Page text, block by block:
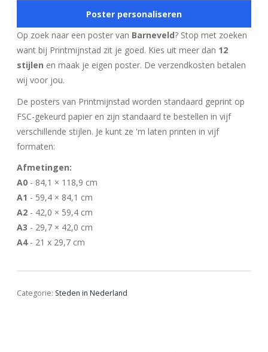
Poster personaliseren
Op zoek naar een poster van Barneveld? Stop met zoeken
want bij Printmijnstad zit je goed. Kies uit meer dan 12
stijlen en maak je eigen poster. De verzendkosten betalen
wij voor jou.
De posters van Printmijnstad worden standaard geprint op
FSC-gekeurd papier en zijn standaard te bestellen in vijf
verschillende stijlen. Je kunt ze 'm laten printen in vijf
formaten:
Afmetingen:
A0 - 84,1 × 118,9 cm
A1 - 59,4 × 84,1 cm
A2 - 42,0 × 59,4 cm
A3 - 29,7 × 42,0 cm
A4- 21 x 29,7 cm
Categorie: Steden in Nederland